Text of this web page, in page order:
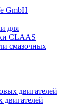
GmbH
для
CLAAS
смазочных
двигателей
двигателей